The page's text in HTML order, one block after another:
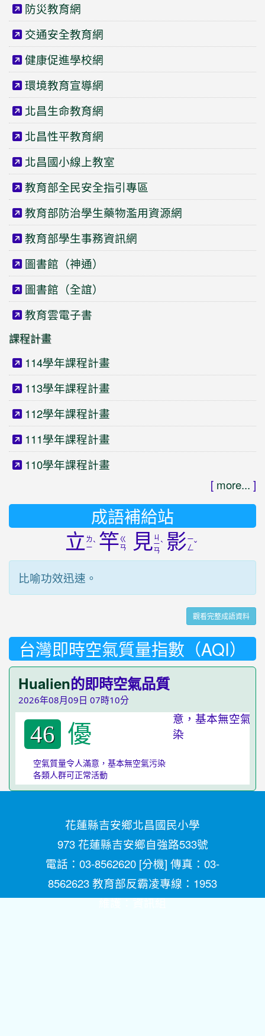
防災教育網
交通安全教育網
健康促進學校網
環境教育宣導網
北昌生命教育網
北昌性平教育網
北昌國小線上教室
教育部全民安全指引專區
教育部防治學生藥物濫用資源網
教育部學生事務資訊網
圖書館（神通）
圖書館（全誼）
教育雲電子書
課程計畫
114學年課程計畫
113學年課程計畫
112學年課程計畫
111學年課程計畫
110學年課程計畫
[ more... ]
成語補給站
立ㄌ
ㄧˋ 竿ㄍ
ㄢ
見 ㄐ
ㄧ
ㄢ
ˋ 影ㄧ
ㄥˇ
比喻功效迅速。
觀看完整成語資料
台灣即時空氣質量指數（AQI）
Hualien的即時空氣品質
2026年08月09日 07時10分
46 優
空氣質量令人滿意，基本無空氣污染
各類人群可正常活動
花蓮縣吉安鄉北昌國民小學
973 花蓮縣吉安鄉自強路533號
電話：03-8562620 [分機] 傳真：03-
8562623 教育部反霸凌專線：1953
維護：資訊組